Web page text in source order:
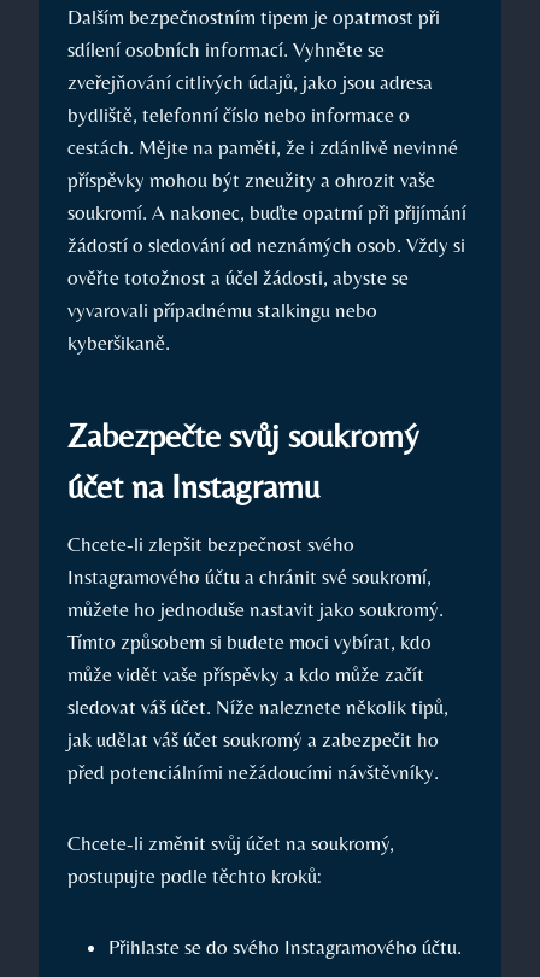
Dalším bezpečnostním tipem je opatrnost při
sdílení osobních informací. Vyhněte se
zveřejňování citlivých údajů, jako jsou adresa
bydliště, telefonní číslo nebo informace o
cestách. Mějte na paměti, že i zdánlivě nevinné
příspěvky mohou být zneužity a ohrozit vaše
soukromí. A nakonec, buďte opatrní při přijímání
žádostí o sledování od neznámých osob. Vždy si
ověřte totožnost a účel žádosti, abyste se
vyvarovali případnému stalkingu nebo
kyberšikaně.
Zabezpečte svůj soukromý
účet na Instagramu
Chcete-li zlepšit bezpečnost svého
Instagramového účtu a chránit své soukromí,
můžete ho jednoduše nastavit jako soukromý.
Tímto způsobem si budete moci vybírat, kdo
může vidět vaše příspěvky a kdo může začít
sledovat váš účet. Níže naleznete několik tipů,
jak udělat váš účet soukromý a zabezpečit ho
před potenciálními nežádoucími návštěvníky.
Chcete-li změnit svůj účet na soukromý,
postupujte podle těchto kroků:
Přihlaste se do svého Instagramového účtu.